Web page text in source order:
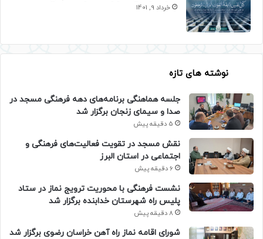
خرداد 9, 1401
نوشته های تازه
جلسه هماهنگی برنامه‌های دهه فرهنگی مسجد در
صدا و سیمای زنجان برگزار شد
5 دقیقه پیش
نقش مسجد در تقویت فعالیت‌های فرهنگی و
اجتماعی در استان البرز
6 دقیقه پیش
نشست فرهنگی با محوریت ترویج نماز در ستاد
پلیس راه شهرستان خدابنده برگزار شد
8 دقیقه پیش
شورای اقامه نماز راه آهن خراسان رضوی برگزار شد